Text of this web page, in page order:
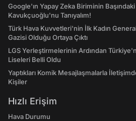
Google'ın Yapay Zeka Biriminin
Kavukçuoğlu'nu Tanıyalım!
Türk Hava Kuvvetleri'nin İlk Kadın
Gazisi Olduğu Ortaya Çıktı
LGS Yerleştirmelerinin Ardından
Liseleri Belli Oldu
Yaptıkları Komik Mesajlaşmalarla
Kişiler
Hızlı Erişim
Hava Durumu